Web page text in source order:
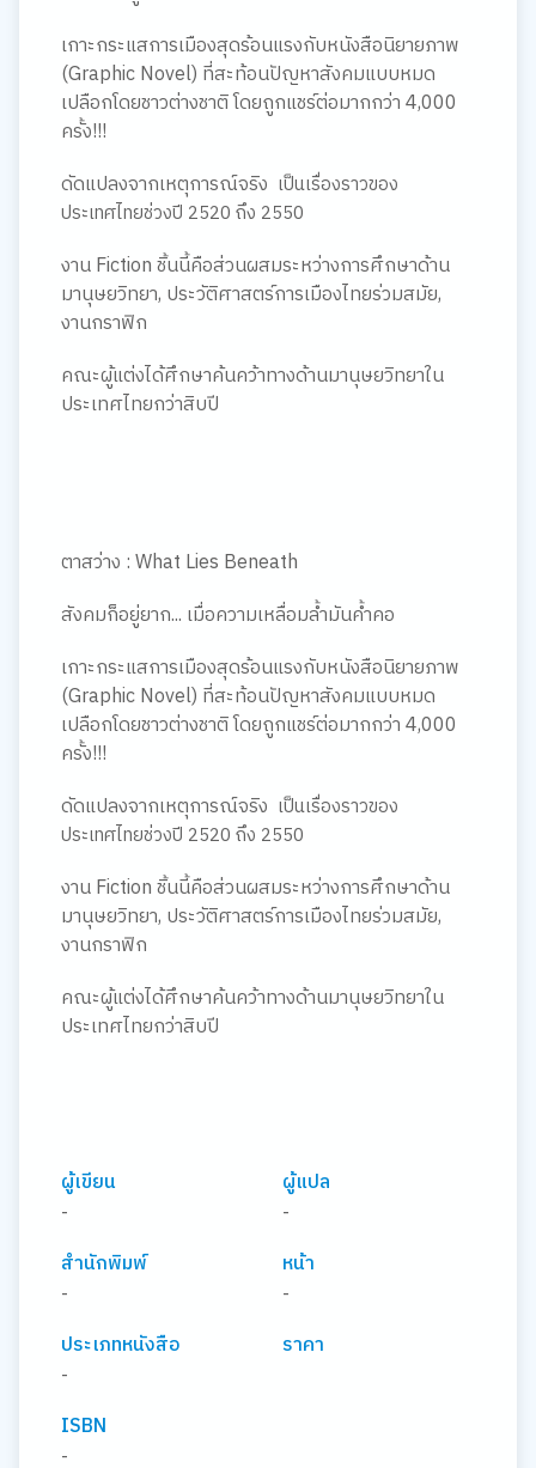
เกาะกระแสการเมืองสุดร้อนแรงกับหนังสือนิยายภาพ
(Graphic Novel) ที่สะท้อนปัญหาสังคมแบบหมด
เปลือกโดยชาวต่างชาติ โดยถูกแชร์ต่อมากกว่า 4,000
ครั้ง!!!
ดัดแปลงจากเหตุการณ์จริง เป็นเรื่องราวของ
ประเทศไทยช่วงปี 2520 ถึง 2550
งาน Fiction ชิ้นนี้คือส่วนผสมระหว่างการศึกษาด้าน
มานุษยวิทยา, ประวัติศาสตร์การเมืองไทยร่วมสมัย,
งานกราฟิก
คณะผู้แต่งได้ศึกษาค้นคว้าทางด้านมานุษยวิทยาใน
ประเทศไทยกว่าสิบปี
ตาสว่าง : What Lies Beneath
สังคมก็อยู่ยาก... เมื่อความเหลื่อมล้ำมันค้ำคอ
เกาะกระแสการเมืองสุดร้อนแรงกับหนังสือนิยายภาพ
(Graphic Novel) ที่สะท้อนปัญหาสังคมแบบหมด
เปลือกโดยชาวต่างชาติ โดยถูกแชร์ต่อมากกว่า 4,000
ครั้ง!!!
ดัดแปลงจากเหตุการณ์จริง เป็นเรื่องราวของ
ประเทศไทยช่วงปี 2520 ถึง 2550
งาน Fiction ชิ้นนี้คือส่วนผสมระหว่างการศึกษาด้าน
มานุษยวิทยา, ประวัติศาสตร์การเมืองไทยร่วมสมัย,
งานกราฟิก
คณะผู้แต่งได้ศึกษาค้นคว้าทางด้านมานุษยวิทยาใน
ประเทศไทยกว่าสิบปี
ผู้เขียน
-
ผู้แปล
-
สำนักพิมพ์
-
หน้า
-
ประเภทหนังสือ
-
ราคา
ISBN
-